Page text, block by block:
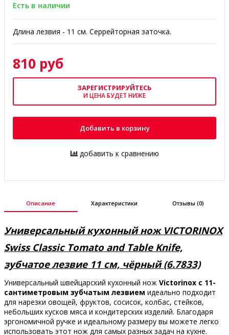
Есть в наличии
Длина лезвия - 11 см. Серрейторная заточка.
810 руб
ЗАРЕГИСТРИРУЙТЕСЬ
И ЦЕНА БУДЕТ НИЖЕ
Добавить в корзину
добавить к сравнению
Описание Характеристики Отзывы (0)
Универсальный кухонный нож VICTORINOX
Swiss Classic Tomato and Table Knife,
зубчатое лезвие 11 см, чёрный (6.7833)
Универсальный швейцарский кухонный нож Victorinox с 11-
сантиметровым зубчатым лезвием идеально подходит
для нарезки овощей, фруктов, сосисок, колбас, стейков,
небольших кусков мяса и кондитерских изделий. Благодаря
эргономичной ручке и идеальному размеру вы можете легко
использовать этот нож для самых разных задач на кухне.